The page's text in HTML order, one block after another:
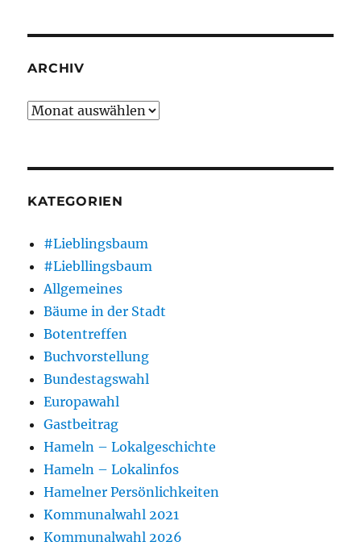
ARCHIV
Archiv
KATEGORIEN
#Lieblingsbaum
#Liebllingsbaum
Allgemeines
Bäume in der Stadt
Botentreffen
Buchvorstellung
Bundestagswahl
Europawahl
Gastbeitrag
Hameln – Lokalgeschichte
Hameln – Lokalinfos
Hamelner Persönlichkeiten
Kommunalwahl 2021
Kommunalwahl 2026